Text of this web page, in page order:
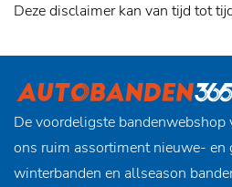
Deze disclaimer kan van tijd tot
De voordeligste bandenwebshop
ons ruim assortiment nieuwe- en
winterbanden en allseason